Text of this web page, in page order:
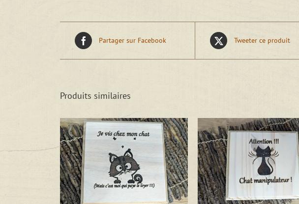
Partager sur Facebook Tweeter ce produit
Produits similaires